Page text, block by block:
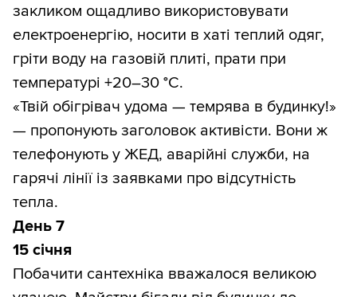
закликом ощадливо використовувати
електроенергію, носити в хаті теплий одяг,
гріти воду на газовій плиті, прати при
температурі +20–30 °С.
«Твій обігрівач удома — темрява в будинку!»
— пропонують заголовок активісти. Вони ж
телефонують у ЖЕД, аварійні служби, на
гарячі лінії із заявками про відсутність
тепла.
День 7
15 січня
Побачити сантехніка вважалося великою